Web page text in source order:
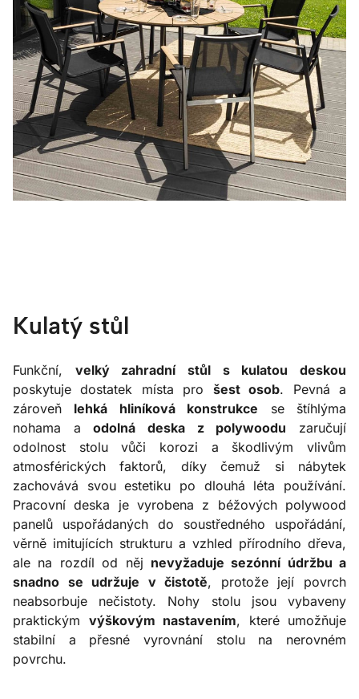
Kulatý stůl
Funkční, velký zahradní stůl s kulatou deskou
poskytuje dostatek místa pro šest osob. Pevná a
zároveň lehká hliníková konstrukce se štíhlýma
nohama aodolná deska z polywoodu zaručují
odolnost stolu vůči korozi a škodlivým vlivům
atmosférických faktorů, díky čemuž si nábytek
zachovává svou estetiku po dlouhá léta používání.
Pracovní deska je vyrobena z béžových polywood
panelů uspořádaných do soustředného uspořádání,
věrně imitujících strukturu a vzhled přírodního dřeva,
ale na rozdíl od něj nevyžaduje sezónní údržbu a
snadno se udržuje v čistotě, protože její povrch
neabsorbuje nečistoty. Nohy stolu jsou vybaveny
praktickým výškovým nastavením, které umožňuje
stabilní a přesné vyrovnání stolu na nerovném
povrchu.